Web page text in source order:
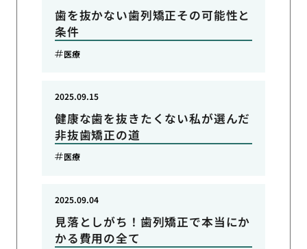
歯を抜かない歯列矯正その可能性と
条件
医療
健康な歯を抜きたくない私が選んだ
非抜歯矯正の道
2025.09.15
医療
見落としがち！歯列矯正で本当にか
かる費用の全て
2025.09.04